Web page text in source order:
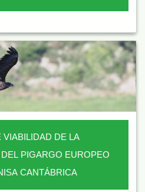
VIABILIDAD DE LA
PIGARGO EUROPEO
CANTÁBRICA